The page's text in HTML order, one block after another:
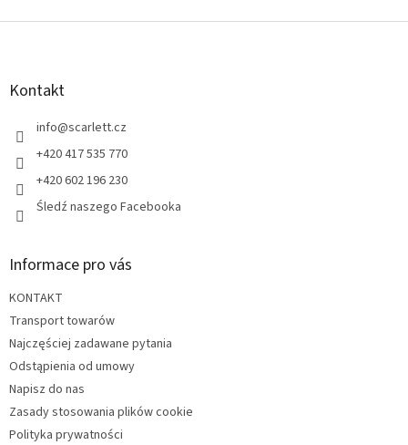
S
Kontakt
info@scarlett.cz
+420 417 535 770
+420 602 196 230
Śledź naszego Facebooka
Informace pro vás
KONTAKT
Transport towarów
Najczęściej zadawane pytania
Odstąpienia od umowy
Napisz do nas
Zasady stosowania plików cookie
Polityka prywatności